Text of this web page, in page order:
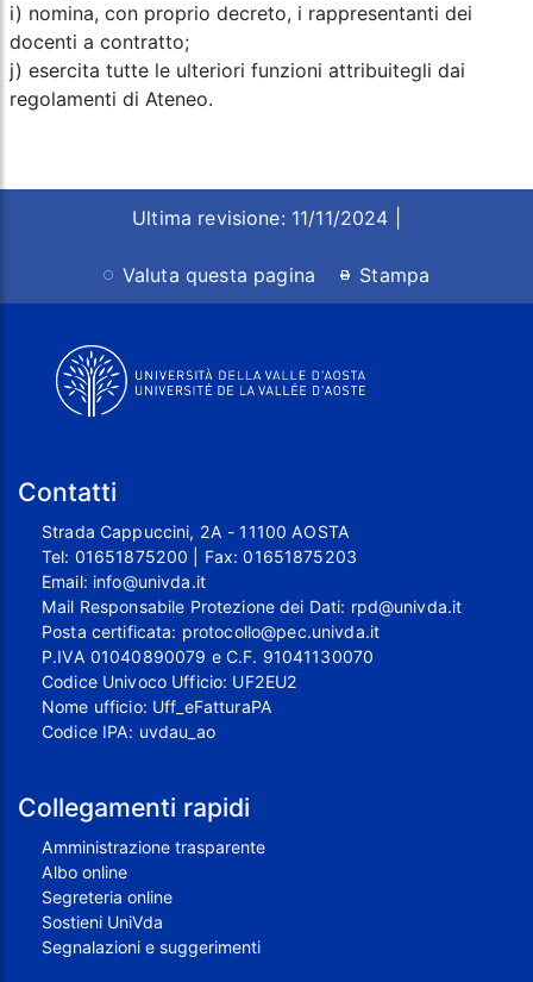
i) nomina, con proprio decreto, i rappresentanti dei
docenti a contratto;
j) esercita tutte le ulteriori funzioni attribuitegli dai
regolamenti di Ateneo.
Ultima revisione: 11/11/2024 |
Valuta questa pagina Stampa
Contatti
Strada Cappuccini, 2A - 11100 AOSTA
Tel: 01651875200 | Fax:01651875203
Email: info@univda.it
Mail Responsabile Protezione dei Dati: rpd@univda.it
Posta certificata: protocollo@pec.univda.it
P.IVA 01040890079 e C.F. 91041130070
Codice Univoco Ufficio: UF2EU2
Nome ufficio: Uff_eFatturaPA
Codice IPA: uvdau_ao
Collegamenti rapidi
Amministrazione trasparente
Albo online
Segreteria online
Sostieni UniVda
Segnalazioni e suggerimenti